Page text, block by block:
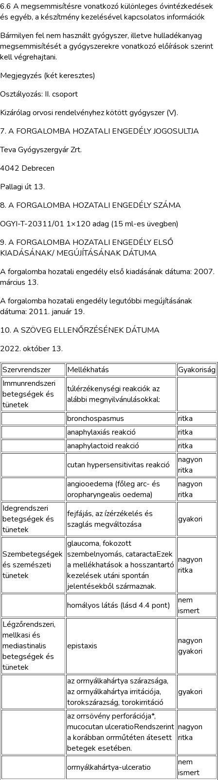
6.6 A megsemmisítésre vonatkozó különleges óvintézkedések
és egyéb, a készítmény kezelésével kapcsolatos információk
Bármilyen fel nem használt gyógyszer, illetve hulladékanyag
megsemmisítését a gyógyszerekre vonatkozó előírások szerint
kell végrehajtani.
Megjegyzés (két keresztes)
Osztályozás: II. csoport
Kizárólag orvosi rendelvényhez kötött gyógyszer (V).
7. A FORGALOMBA HOZATALI ENGEDÉLY JOGOSULTJA
Teva Gyógyszergyár Zrt.
4042 Debrecen
Pallagi út 13.
8. A FORGALOMBA HOZATALI ENGEDÉLY SZÁMA
OGYI-T-20311/01 1×120 adag (15 ml-es üvegben)
9. A FORGALOMBA HOZATALI ENGEDÉLY ELSŐ
KIADÁSÁNAK/ MEGÚJÍTÁSÁNAK DÁTUMA
A forgalomba hozatali engedély első kiadásának dátuma: 2007.
március 13.
A forgalomba hozatali engedély legutóbbi megújításának
dátuma: 2011. január 19.
10. A SZÖVEG ELLENŐRZÉSÉNEK DÁTUMA
2022. október 13.
Szervrendszer
Mellékhatás
Gyakoriság
Immunrendszeri
betegségek és
tünetek
túlérzékenységi reakciók az
alábbi megnyilvánulásokkal:
bronchospasmus
ritka
anaphylaxiás reakció
ritka
anaphylactoid reakció
ritka
cutan hypersensitivitas reakció
nagyon
ritka
angiooedema (főleg arc- és
oropharyngealis oedema)
nagyon
ritka
Idegrendszeri
betegségek és
tünetek
fejfájás, az ízérzékelés és
szaglás megváltozása
gyakori
Szembetegségek
és szemészeti
tünetek
glaucoma, fokozott
szembelnyomás, cataractaEzek
a mellékhatások a hosszantartó
kezelések utáni spontán
jelentésekből származnak.
nagyon
ritka
homályos látás (lásd 4.4 pont)
nem
ismert
Légzőrendszeri,
mellkasi és
mediastinalis
betegségek és
tünetek
epistaxis
nagyon
gyakori
az orrnyálkahártya szárazsága,
az orrnyálkahártya irritációja,
torokszárazság, torokirritáció
gyakori
az orrsövény perforációja*,
mucocutan ulceratioRendszerint
a korábban orrműtéten átesett
betegek esetében.
nagyon
ritka
orrnyálkahártya-ulceratio
nem
ismert